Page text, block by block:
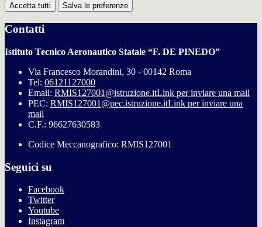
Accetta tutti Salva le preferenze
Contatti
Istituto Tecnico Aeronautico Statale “F. DE PINEDO”
Via Francesco Morandini, 30 - 00142 Roma
Tel: 06121127000
Email: RMIS127001@istruzione.itLink per inviare una mail
PEC: RMIS127001@pec.istruzione.itLink per inviare una
mail
C.F.: 96627630583
Codice Meccanografico: RMIS127001
Seguici su
Facebook
Twitter
Youtube
Instagram